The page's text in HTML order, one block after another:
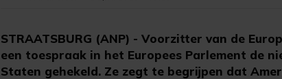
STRAATSBURG (ANP) - Voorzitter van de
een toespraak in het Europees Parlement de
Staten gehekeld. Ze zegt te begrijpen dat